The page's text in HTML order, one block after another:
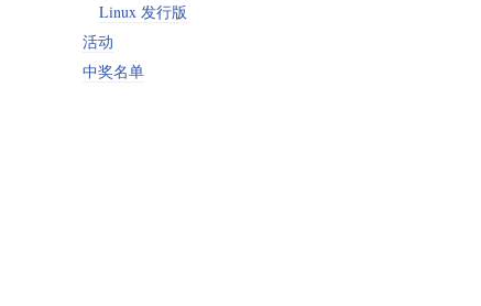
Linux 发行版
活动
中奖名单